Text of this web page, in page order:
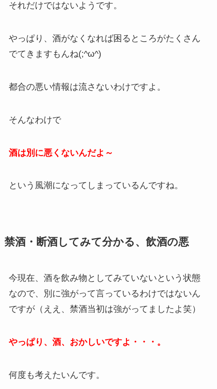
それだけではないようです。
やっぱり、酒がなくなれば困るところがたくさん
でてきますもんね(;^ω^)
都合の悪い情報は流さないわけですよ。
そんなわけで
酒は別に悪くないんだよ～
という風潮になってしまっているんですね。
禁酒・断酒してみて分かる、飲酒の悪
今現在、酒を飲み物としてみていないという状態
なので、別に強がって言っているわけではないん
ですが（ええ、禁酒当初は強がってましたよ笑）
やっぱり、酒、おかしいですよ・・・。
何度も考えたいんです。